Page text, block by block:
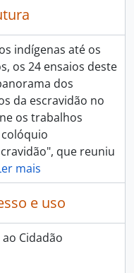
indígenas até os
os 24 ensaios deste
dos
da escravidão no
os trabalhos
que reuniu
mais
e uso
Cidadão